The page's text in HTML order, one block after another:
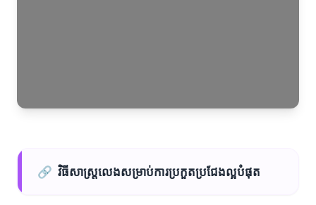
🔗 វិធីសាស្ត្រលេងសម្រាប់ការប្រកួតប្រជែងល្អបំផុត